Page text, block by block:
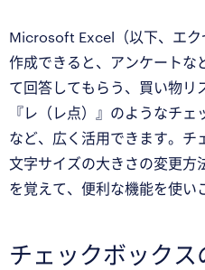
Microsoft Excel（以下、エク
作成できると、アンケートな
て回答してもらう、買い物リ
『レ（レ点）』のようなチ
など、広く活用できます。チ
文字サイズの大きさの変更方
を覚えて、便利な機能を使い
チェックボックス